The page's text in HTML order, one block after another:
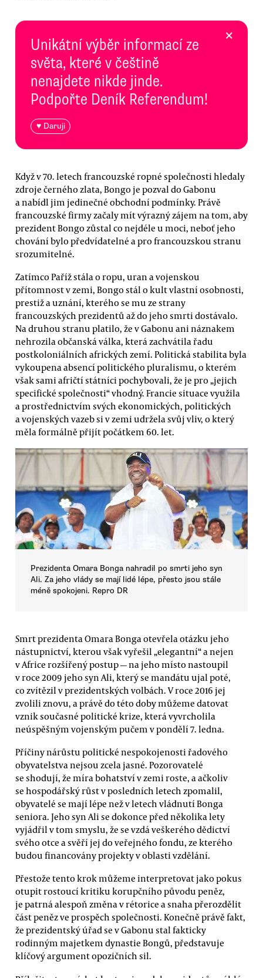
Unikátní výběr informací ze
světa, které v češtině
nenajdete nikde jinde.
Podpořte Deník Referendum!
♥ Daruji
×
Když v 70. letech francouzské ropné společnosti hledaly
zdroje černého zlata, Bongo je pozval do Gabonu
a nabídl jim jedinečné obchodní podmínky. Právě
francouzské firmy začaly mít výrazný zájem na tom, aby
prezident Bongo zůstal co nejdéle u moci, neboť jeho
chování bylo předvídatelné a pro francouzskou stranu
srozumitelné.
Zatímco Paříž stála o ropu, uran a vojenskou
přítomnost v zemi, Bongo stál o kult vlastní osobnosti,
prestiž a uznání, kterého se mu ze strany
francouzských prezidentů až do jeho smrti dostávalo.
Na druhou stranu platilo, že v Gabonu ani náznakem
nehrozila občanská válka, která zachvátila řadu
postkoloniálních afrických zemí. Politická stabilita byla
vykoupena absencí politického pluralismu, o kterém
však sami afričtí státníci pochybovali, že je pro „jejich
specifické společnosti“ vhodný. Francie situace využila
a prostřednictvím svých ekonomických, politických
a vojenských vazeb si v zemi udržela svůj vliv, o který
měla formálně přijít počátkem 60. let.
Prezidenta Omara Bonga nahradil po smrti jeho syn
Ali. Za jeho vlády se mají lidé lépe, přesto jsou stále
méně spokojeni. Repro DR
Smrt prezidenta Omara Bonga otevřela otázku jeho
nástupnictví, kterou však vyřešil „elegantní“ a nejen
v Africe rozšířený postup — na jeho místo nastoupil
v roce 2009 jeho syn Ali, který se mandátu ujal poté,
co zvítězil v prezidentských volbách. V roce 2016 jej
zvolili znovu, a právě do této doby můžeme datovat
vznik současné politické krize, která vyvrcholila
neúspěšným vojenským pučem v pondělí 7. ledna.
Příčiny nárůstu politické nespokojenosti řadového
obyvatelstva nejsou zcela jasné. Pozorovatelé
se shodují, že míra bohatství v zemi roste, a ačkoliv
se hospodářský růst v posledních letech zpomalil,
obyvatelé se mají lépe než v letech vládnutí Bonga
seniora. Jeho syn Ali se dokonce před několika lety
vyjádřil v tom smyslu, že se vzdá veškerého dědictví
svého otce a svěří jej do veřejného fondu, ze kterého
budou financovány projekty v oblasti vzdělání.
Přestože tento krok můžeme interpretovat jako pokus
otupit rostoucí kritiku korupčního původu peněz,
je patrná alespoň změna v rétorice a snaha přerozdělit
část peněz ve prospěch společnosti. Konečně právě fakt,
že prezidentský úřad se v Gabonu stal fakticky
rodinným majetkem dynastie Bongů, představuje
klíčový argument opozičních sil.